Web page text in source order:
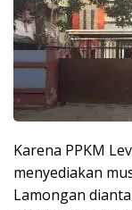
Karena PPKM
menyediakan
Lamongan